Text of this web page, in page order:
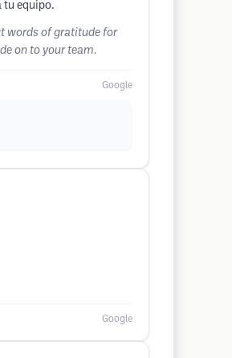
tu equipo.
words of gratitude for
on to your team.
Google
Google